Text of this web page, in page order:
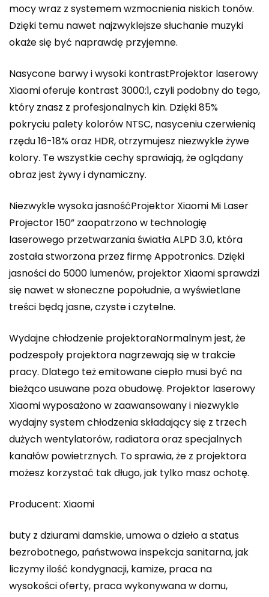
mocy wraz z systemem wzmocnienia niskich tonów.
Dzięki temu nawet najzwyklejsze słuchanie muzyki
okaże się być naprawdę przyjemne.
Nasycone barwy i wysoki kontrastProjektor laserowy
Xiaomi oferuje kontrast 3000:1, czyli podobny do tego,
który znasz z profesjonalnych kin. Dzięki 85%
pokryciu palety kolorów NTSC, nasyceniu czerwienią
rzędu 16-18% oraz HDR, otrzymujesz niezwykle żywe
kolory. Te wszystkie cechy sprawiają, że oglądany
obraz jest żywy i dynamiczny.
Niezwykle wysoka jasnośćProjektor Xiaomi Mi Laser
Projector 150” zaopatrzono w technologię
laserowego przetwarzania światła ALPD 3.0, która
została stworzona przez firmę Appotronics. Dzięki
jasności do 5000 lumenów, projektor Xiaomi sprawdzi
się nawet w słoneczne popołudnie, a wyświetlane
treści będą jasne, czyste i czytelne.
Wydajne chłodzenie projektoraNormalnym jest, że
podzespoły projektora nagrzewają się w trakcie
pracy. Dlatego też emitowane ciepło musi być na
bieżąco usuwane poza obudowę. Projektor laserowy
Xiaomi wyposażono w zaawansowany i niezwykle
wydajny system chłodzenia składający się z trzech
dużych wentylatorów, radiatora oraz specjalnych
kanałów powietrznych. To sprawia, że z projektora
możesz korzystać tak długo, jak tylko masz ochotę.
Producent: Xiaomi
buty z dziurami damskie, umowa o dzieło a status
bezrobotnego, państwowa inspekcja sanitarna, jak
liczymy ilość kondygnacji, kamize, praca na
wysokości oferty, praca wykonywana w domu,